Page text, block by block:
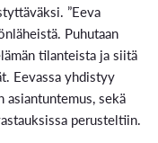
”Eeva
Puhutaan
tilanteista ja siitä
Eevassa yhdistyy
sekä
perusteltiin.